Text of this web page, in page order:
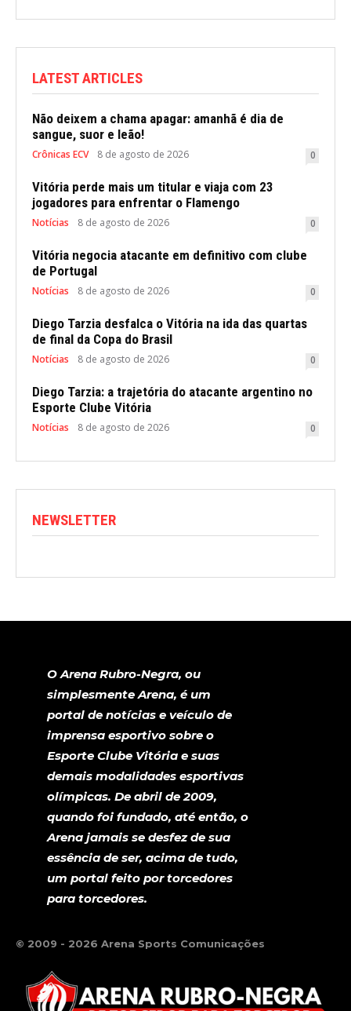
LATEST ARTICLES
Não deixem a chama apagar: amanhã é dia de
sangue, suor e leão!
Crônicas ECV 8 de agosto de 2026 0
Vitória perde mais um titular e viaja com 23
jogadores para enfrentar o Flamengo
Notícias 8 de agosto de 2026 0
Vitória negocia atacante em definitivo com clube
de Portugal
Notícias 8 de agosto de 2026 0
Diego Tarzia desfalca o Vitória na ida das quartas
de final da Copa do Brasil
Notícias 8 de agosto de 2026 0
Diego Tarzia: a trajetória do atacante argentino no
Esporte Clube Vitória
Notícias 8 de agosto de 2026 0
NEWSLETTER
O Arena Rubro-Negra, ou
simplesmente Arena, é um
portal de notícias e veículo de
imprensa esportivo sobre o
Esporte Clube Vitória e suas
demais modalidades esportivas
olímpicas. De abril de 2009,
quando foi fundado, até então, o
Arena jamais se desfez de sua
essência de ser, acima de tudo,
um portal feito por torcedores
para torcedores.
© 2009 - 2026 Arena Sports Comunicações